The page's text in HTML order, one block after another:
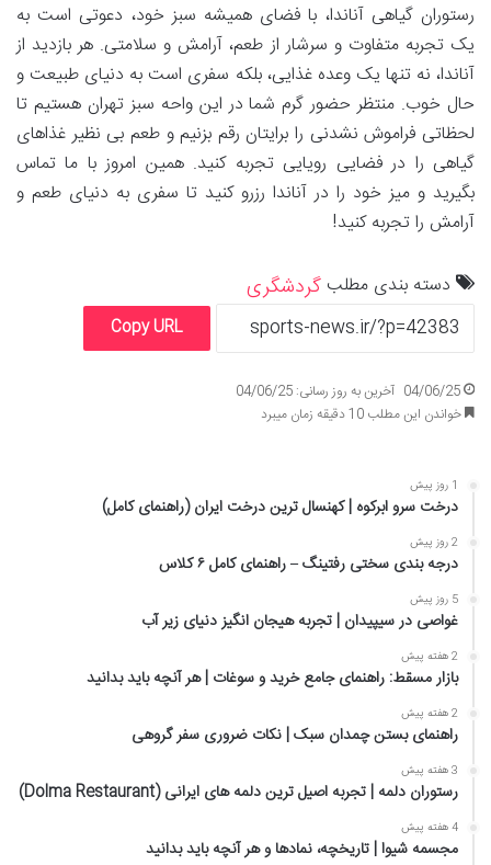
رستوران گیاهی آناندا، با فضای همیشه سبز خود، دعوتی است به
یک تجربه متفاوت و سرشار از طعم، آرامش و سلامتی. هر بازدید از
آناندا، نه تنها یک وعده غذایی، بلکه سفری است به دنیای طبیعت و
حال خوب. منتظر حضور گرم شما در این واحه سبز تهران هستیم تا
لحظاتی فراموش نشدنی را برایتان رقم بزنیم و طعم بی نظیر غذاهای
گیاهی را در فضایی رویایی تجربه کنید. همین امروز با ما تماس
بگیرید و میز خود را در آناندا رزرو کنید تا سفری به دنیای طعم و
آرامش را تجربه کنید!
دسته بندی مطلب گردشگری
Copy URL
04/06/25 آخرین به روز رسانی: 04/06/25
خواندن این مطلب 10 دقیقه زمان میبرد
1 روز پیش
درخت سرو ابرکوه | کهنسال ترین درخت ایران (راهنمای کامل)
2 روز پیش
درجه بندی سختی رفتینگ – راهنمای کامل ۶ کلاس
5 روز پیش
غواصی در سیپیدان | تجربه هیجان انگیز دنیای زیر آب
2 هفته پیش
بازار مسقط: راهنمای جامع خرید و سوغات | هر آنچه باید بدانید
2 هفته پیش
راهنمای بستن چمدان سبک | نکات ضروری سفر گروهی
3 هفته پیش
رستوران دلمه | تجربه اصیل ترین دلمه های ایرانی (Dolma Restaurant)
4 هفته پیش
مجسمه شیوا | تاریخچه، نمادها و هر آنچه باید بدانید